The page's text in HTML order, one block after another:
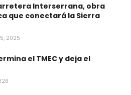
Interserrana, obra
que conectará la Sierra
2025
el TMEC y deja el